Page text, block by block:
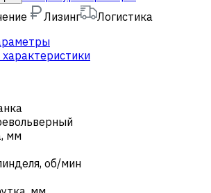
Лизинг
Логистика
характеристики
мм
об/мин